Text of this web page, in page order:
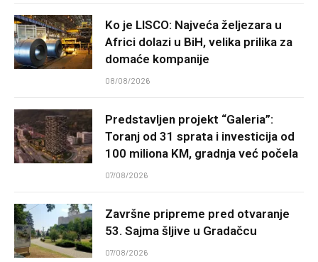
Ko je LISCO: Najveća željezara u
Africi dolazi u BiH, velika prilika za
domaće kompanije
08/08/2026
Predstavljen projekt “Galeria”:
Toranj od 31 sprata i investicija od
100 miliona KM, gradnja već počela
07/08/2026
Završne pripreme pred otvaranje
53. Sajma šljive u Gradačcu
07/08/2026